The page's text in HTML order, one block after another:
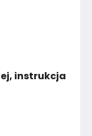
instrukcja